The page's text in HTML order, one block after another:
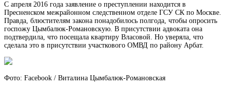
С апреля 2016 года заявление о преступлении находится в
Пресненском межрайонном следственном отделе ГСУ СК по Москве.
Правда, блюстителям закона понадобилось полгода, чтобы опросить
госпожу Цымбалюк-Романовскую. В присутствии адвоката она
подтвердила, что посещала квартиру Власовой. Но уверяла, что
сделала это в присутствии участкового ОМВД по району Арбат.
Фото: Facebook / Виталина Цымбалюк-Романовская